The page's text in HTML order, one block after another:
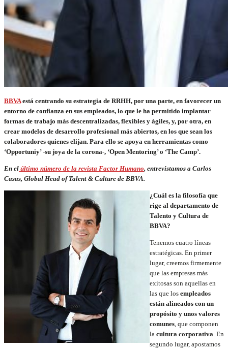
BBVAestá centrando su estrategia de RRHH, por una parte, en favorecer un
entorno de confianza en sus empleados, lo que le ha permitido implantar
formas de trabajo más descentralizadas, flexibles y ágiles, y, por otra, en
crear modelos de desarrollo profesional más abiertos, en los que sean los
colaboradores quienes elijan. Para ello se apoya en herramientas como
‘Opportuniy’ -su joya de la corona-, ‘Open Mentoring’ o ‘The Camp’.
En el último número de la revista Factor Humano, entrevistamos a Carlos
Casas, Global Head of Talent & Culture de BBVA.
¿Cuál es la filosofía que
rige al departamento de
Talento y Cultura de
BBVA?
Tenemos cuatro líneas
estratégicas. En primer
lugar, creemos firmemente
que las empresas más
exitosas son aquellas en
las que los empleados
están alineados con un
propósito y unos valores
comunes, que componen
la cultura corporativa. En
segundo lugar, apostamos